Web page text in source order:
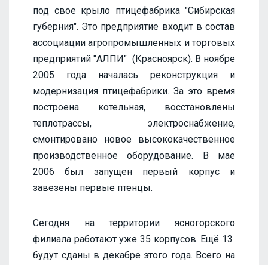
под свое крыло птицефабрика "Сибирская
губерния". Это предприятие входит в состав
ассоциации агропромышленных и торговых
предприятий "АЛПИ" (Красноярск). В ноябре
2005 года началась реконструкция и
модернизация птицефабрики. За это время
построена котельная, восстановлены
теплотрассы, электроснабжение,
смонтировано новое высококачественное
производственное оборудование. В мае
2006 был запущен первый корпус и
завезены первые птенцы.
Сегодня на территории ясногорского
филиала работают уже 35 корпусов. Ещё 13
будут сданы в декабре этого года. Всего на